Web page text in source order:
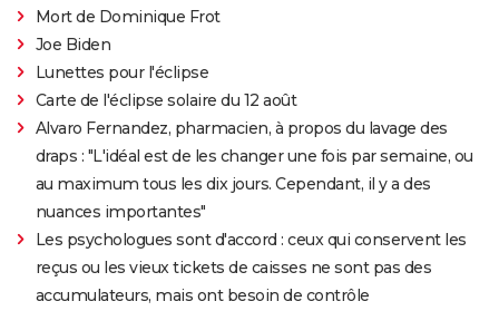
Mort de Dominique Frot
Joe Biden
Lunettes pour l'éclipse
Carte de l'éclipse solaire du 12 août
Alvaro Fernandez, pharmacien, à propos du lavage des
draps : "L'idéal est de les changer une fois par semaine, ou
au maximum tous les dix jours. Cependant, il y a des
nuances importantes"
Les psychologues sont d'accord : ceux qui conservent les
reçus ou les vieux tickets de caisses ne sont pas des
accumulateurs, mais ont besoin de contrôle